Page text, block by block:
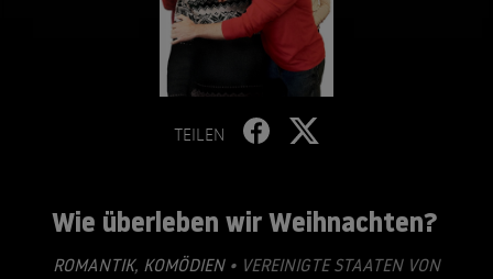
TEILEN
Wie überleben wir Weihnachten?
ROMANTIK, KOMÖDIEN• VEREINIGTE STAATEN VON